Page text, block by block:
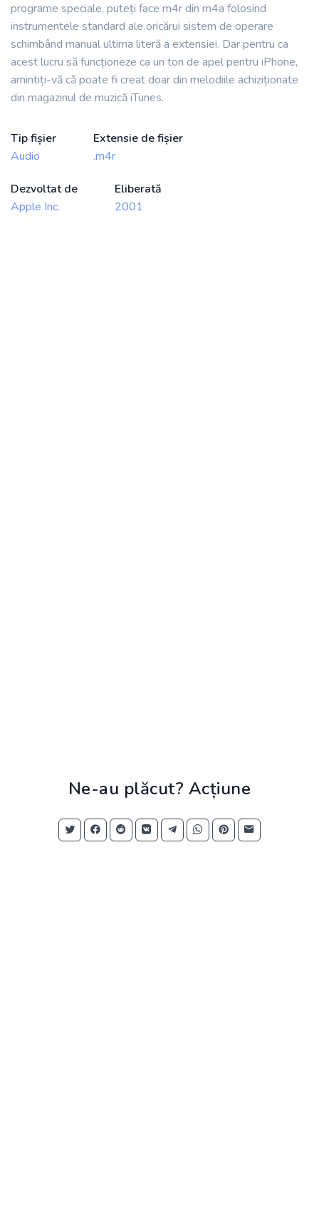
programe speciale, puteți face m4r din m4a folosind
instrumentele standard ale oricărui sistem de operare
schimbând manual ultima literă a extensiei. Dar pentru ca
acest lucru să funcționeze ca un ton de apel pentru iPhone,
amintiți-vă că poate fi creat doar din melodiile achiziționate
din magazinul de muzică iTunes.
Tip fișier
Audio
Extensie de fișier
.m4r
Dezvoltat de
Apple Inc.
Eliberată
2001
Ne-au plăcut? Acțiune